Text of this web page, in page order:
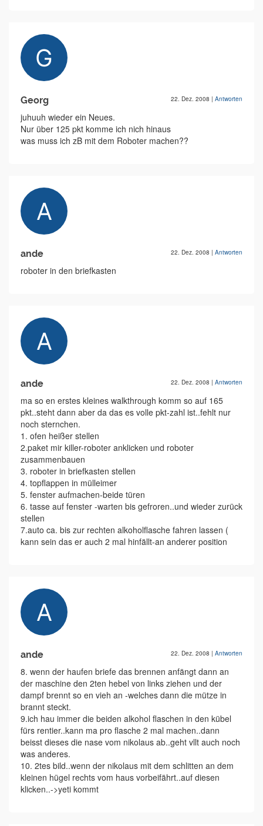
Georg 22. Dez. 2008 | Antworten
juhuuh wieder ein Neues.
Nur über 125 pkt komme ich nich hinaus
was muss ich zB mit dem Roboter machen??
ande 22. Dez. 2008 | Antworten
roboter in den briefkasten
ande 22. Dez. 2008 | Antworten
ma so en erstes kleines walkthrough komm so auf 165
pkt..steht dann aber da das es volle pkt-zahl ist..fehlt nur
noch sternchen.
1. ofen heißer stellen
2.paket mir killer-roboter anklicken und roboter
zusammenbauen
3. roboter in briefkasten stellen
4. topflappen in mülleimer
5. fenster aufmachen-beide türen
6. tasse auf fenster -warten bis gefroren..und wieder zurück
stellen
7.auto ca. bis zur rechten alkoholflasche fahren lassen (
kann sein das er auch 2 mal hinfällt-an anderer position
ande 22. Dez. 2008 | Antworten
8. wenn der haufen briefe das brennen anfängt dann an
der maschine den 2ten hebel von links ziehen und der
dampf brennt so en vieh an -welches dann die mütze in
brannt steckt.
9.ich hau immer die beiden alkohol flaschen in den kübel
fürs rentier..kann ma pro flasche 2 mal machen..dann
beisst dieses die nase vom nikolaus ab..geht vllt auch noch
was anderes.
10. 2tes bild..wenn der nikolaus mit dem schlitten an dem
kleinen hügel rechts vom haus vorbeifährt..auf diesen
klicken..->yeti kommt